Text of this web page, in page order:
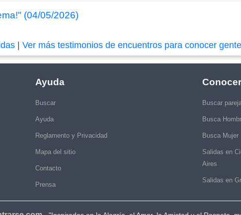
(04/05/2026)
|Ver más testimonios de encuentros para conocer gente
Ayuda
Buscar
Ayuda
Reglamento y Privacidad
Mapa del sitio
Contacto
Prensa
Buscar
Busca
Busca Mujer
Salidas en
Aires
Salidas en